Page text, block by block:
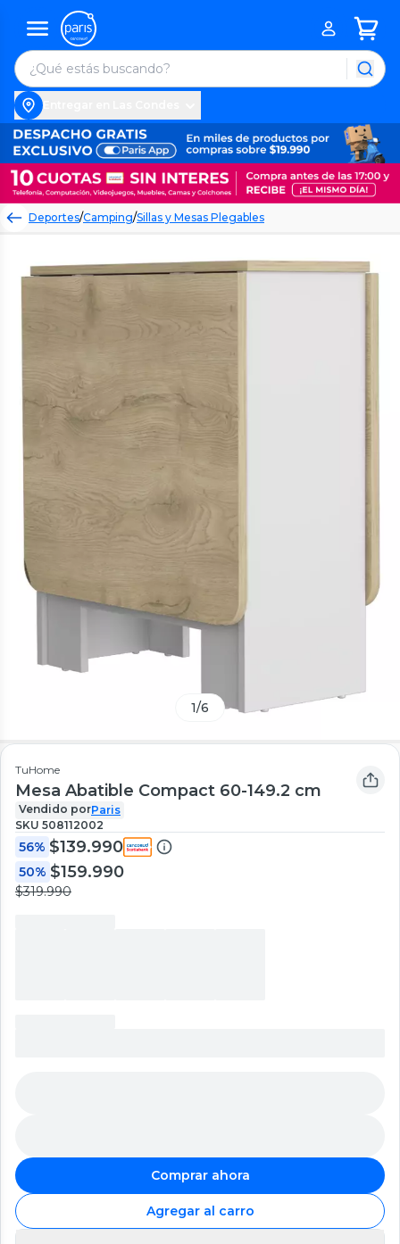
Deportes/Camping/Sillas y Mesas Plegables
1/6
TuHome
Mesa Abatible Compact 60-149.2 cm
Vendido porParis
SKU 508112002
56% $139.990
50% $159.990
$319.990
Comprar ahora
Agregar al carro